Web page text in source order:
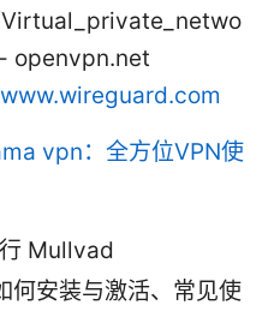
openvpn.net
www.wireguard.com
vpn：全方位VPN使
Mullvad
安装与激活、常见使